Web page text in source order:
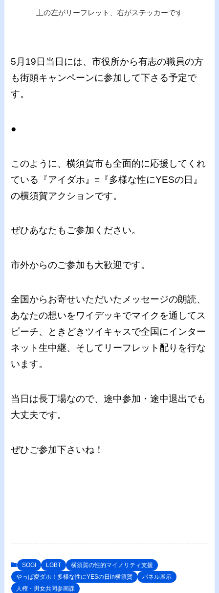
上の左がリーフレット、右がステッカーです
5月19日当日には、市役所から有志の職員の方
も街頭キャンペーンに参加して下さる予定で
す。
●
このように、横須賀市も全面的に応援してくれ
ている『アイダホ』=『多様な性にYESの日』
の横須賀アクションです。
ぜひあなたもご参加ください。
市外からのご参加も大歓迎です。
全国からお寄せいただいたメッセージの朗読、
あなたの想いをワイデッキでマイクを通してス
ピーチ、ときどきツイキャスで全国にインター
ネット生中継、そしてリーフレット配りを行な
います。
当日は長丁場なので、途中参加・途中退出でも
大丈夫です。
ぜひご参加下さいね！
SOGI LGBT
横須賀の性的マイノリティ支援
やっぱ愛ダホ！多様な性にYESの日in横須賀
パネル展示
人権・男女共同参画課